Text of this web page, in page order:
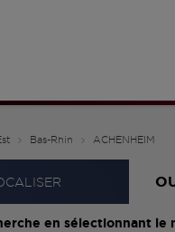
Bas-Rhin ACHENHEIM
en sélectionnant le